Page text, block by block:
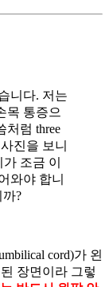
니다. 저는
목 통증으
처럼 three
진을 보니
조금 이
와야 합니
?
cord)가 왼
장면이라 그렇